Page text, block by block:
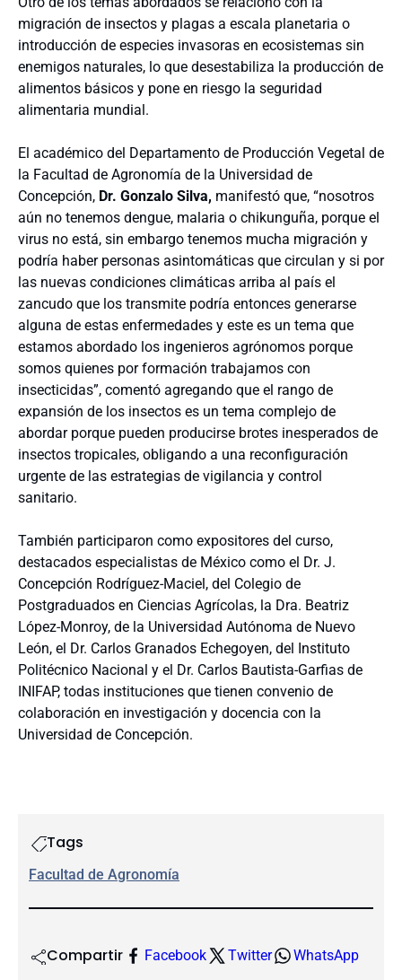
migración de insectos y plagas a escala planetaria o
introducción de especies invasoras en ecosistemas sin
enemigos naturales, lo que desestabiliza la producción de
alimentos básicos y pone en riesgo la seguridad
alimentaria mundial.
El académico del Departamento de Producción Vegetal de
la Facultad de Agronomía de la Universidad de
Concepción, Dr. Gonzalo Silva, manifestó que, “nosotros
aún no tenemos dengue, malaria o chikunguña, porque el
virus no está, sin embargo tenemos mucha migración y
podría haber personas asintomáticas que circulan y si por
las nuevas condiciones climáticas arriba al país el
zancudo que los transmite podría entonces generarse
alguna de estas enfermedades y este es un tema que
estamos abordado los ingenieros agrónomos porque
somos quienes por formación trabajamos con
insecticidas”, comentó agregando que el rango de
expansión de los insectos es un tema complejo de
abordar porque pueden producirse brotes inesperados de
insectos tropicales, obligando a una reconfiguración
urgente de las estrategias de vigilancia y control
sanitario.
También participaron como expositores del curso,
destacados especialistas de México como el Dr. J.
Concepción Rodríguez-Maciel, del Colegio de
Postgraduados en Ciencias Agrícolas, la Dra. Beatriz
López-Monroy, de la Universidad Autónoma de Nuevo
León, el Dr. Carlos Granados Echegoyen, del Instituto
Politécnico Nacional y el Dr. Carlos Bautista-Garfias de
INIFAP, todas instituciones que tienen convenio de
colaboración en investigación y docencia con la
Universidad de Concepción.
Tags
Facultad de Agronomía
Compartir Facebook Twitter WhatsApp